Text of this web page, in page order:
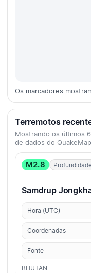
Os marcadores
Terremotos
Mostrando os últimos
de dados do
M2.8
Samdrup
Hora (UTC)
Coordenadas
Fonte
BHUTAN